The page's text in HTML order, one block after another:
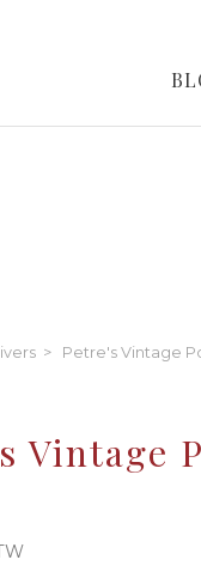
> Petre's Vintage
Vintage